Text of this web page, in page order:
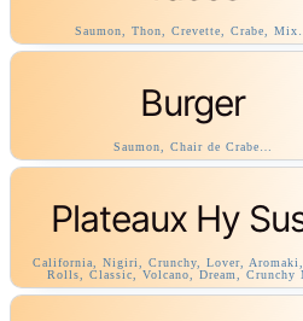
Saumon, Thon, Crevette, Crabe,
Burger
Saumon, Chair de Crabe…
Plateaux Hy
California, Nigiri, Crunchy, Lover, Aromaki,
Rolls, Classic, Volcano, Dream, Crunchy